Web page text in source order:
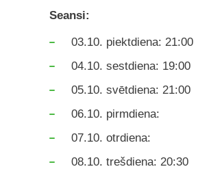
Seansi:
03.10. piektdiena: 21:00
04.10. sestdiena: 19:00
05.10. svētdiena: 21:00
06.10. pirmdiena:
07.10. otrdiena:
08.10. trešdiena: 20:30